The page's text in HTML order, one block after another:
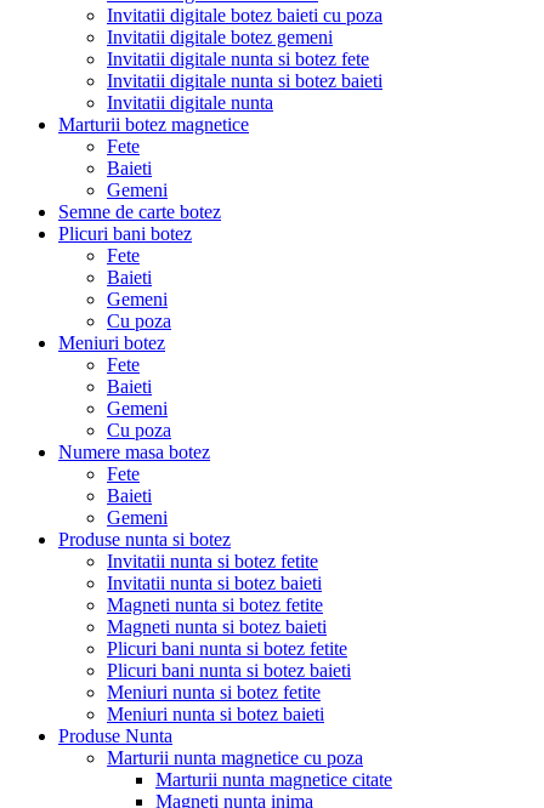
Invitatii digitale botez baieti cu poza
Invitatii digitale botez gemeni
Invitatii digitale nunta si botez fete
Invitatii digitale nunta si botez baieti
Invitatii digitale nunta
Marturii botez magnetice
Fete
Baieti
Gemeni
Semne de carte botez
Plicuri bani botez
Fete
Baieti
Gemeni
Cu poza
Meniuri botez
Fete
Baieti
Gemeni
Cu poza
Numere masa botez
Fete
Baieti
Gemeni
Produse nunta si botez
Invitatii nunta si botez fetite
Invitatii nunta si botez baieti
Magneti nunta si botez fetite
Magneti nunta si botez baieti
Plicuri bani nunta si botez fetite
Plicuri bani nunta si botez baieti
Meniuri nunta si botez fetite
Meniuri nunta si botez baieti
Produse Nunta
Marturii nunta magnetice cu poza
Marturii nunta magnetice citate
Magneti nunta inima